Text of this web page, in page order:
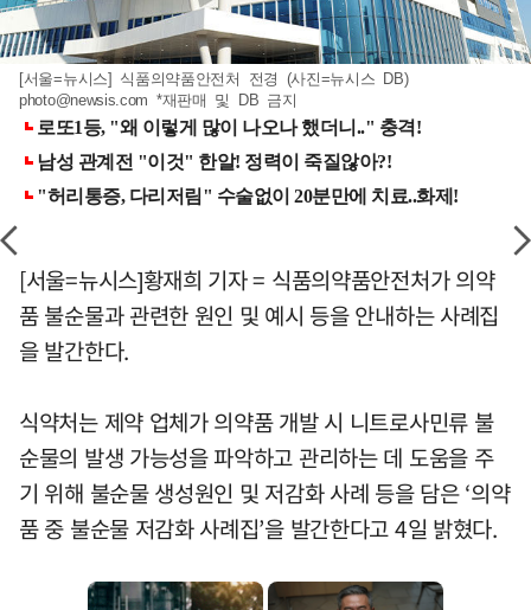
[서울=뉴시스] 식품의약품안전처 전경 (사진=뉴시스 DB)
photo@newsis.com *재판매 및 DB 금지
[서울=뉴시스]황재희 기자 = 식품의약품안전처가 의약
품 불순물과 관련한 원인 및 예시 등을 안내하는 사례집
을 발간한다.
식약처는 제약 업체가 의약품 개발 시 니트로사민류 불
순물의 발생 가능성을 파악하고 관리하는 데 도움을 주
기 위해 불순물 생성원인 및 저감화 사례 등을 담은 ‘의약
품 중 불순물 저감화 사례집’을 발간한다고 4일 밝혔다.